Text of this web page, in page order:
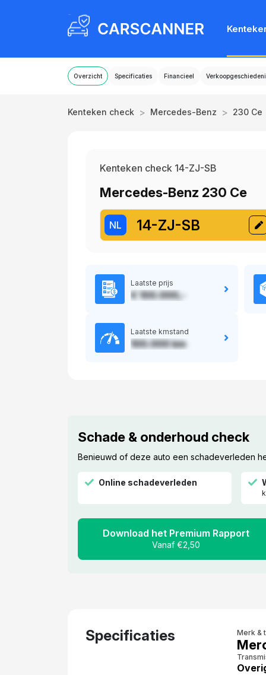
Overzicht Specificaties Financieel
Kenteken check > Mercedes-Benz > 230 Ce
Kenteken check 14-ZJ-SB
Mercedes-Benz 230 Ce
NL 14-ZJ-SB
Laatste prijs
€ 100.000,-
Laatste kmstand
100.000 km
Schade & onderhoud check
Benieuwd of deze auto een schadeverleden
Online schadeverleden
Download het Premium Rapport
Vanaf €2,50
Specificaties Merk &